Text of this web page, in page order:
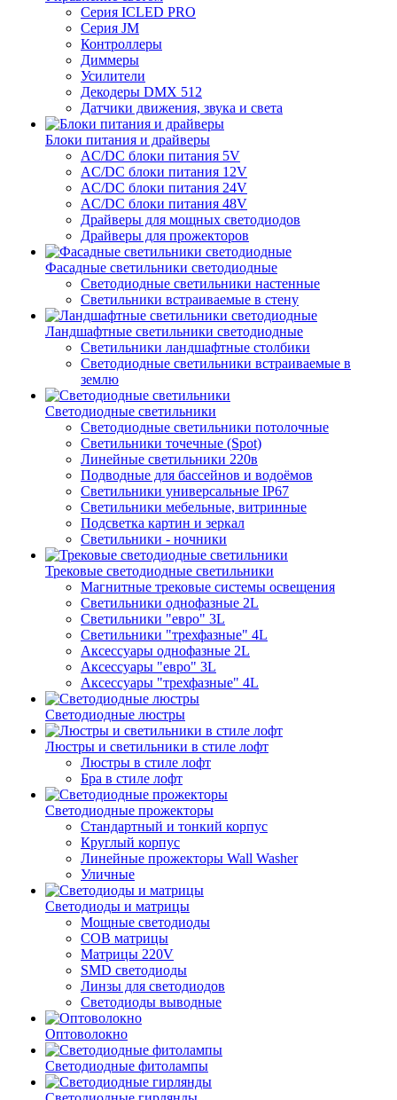
Серия ICLED PRO
Серия JM
Контроллеры
Диммеры
Усилители
Декодеры DMX 512
Датчики движения, звука и света
Блоки питания и драйверы
AC/DC блоки питания 5V
AC/DC блоки питания 12V
AC/DC блоки питания 24V
AC/DC блоки питания 48V
Драйверы для мощных светодиодов
Драйверы для прожекторов
Фасадные светильники светодиодные
Светодиодные светильники настенные
Светильники встраиваемые в стену
Ландшафтные светильники светодиодные
Светильники ландшафтные столбики
Светодиодные светильники встраиваемые в
землю
Светодиодные светильники
Светодиодные светильники потолочные
Светильники точечные (Spot)
Линейные светильники 220в
Подводные для бассейнов и водоёмов
Светильники универсальные IP67
Светильники мебельные, витринные
Подсветка картин и зеркал
Светильники - ночники
Трековые светодиодные светильники
Магнитные трековые системы освещения
Светильники однофазные 2L
Светильники "евро" 3L
Светильники "трехфазные" 4L
Аксессуары однофазные 2L
Аксессуары "евро" 3L
Аксессуары "трехфазные" 4L
Светодиодные люстры
Люстры и светильники в стиле лофт
Люстры в стиле лофт
Бра в стиле лофт
Светодиодные прожекторы
Стандартный и тонкий корпус
Круглый корпус
Линейные прожекторы Wall Washer
Уличные
Светодиоды и матрицы
Мощные светодиоды
COB матрицы
Матрицы 220V
SMD светодиоды
Линзы для светодиодов
Светодиоды выводные
Оптоволокно
Светодиодные фитолампы